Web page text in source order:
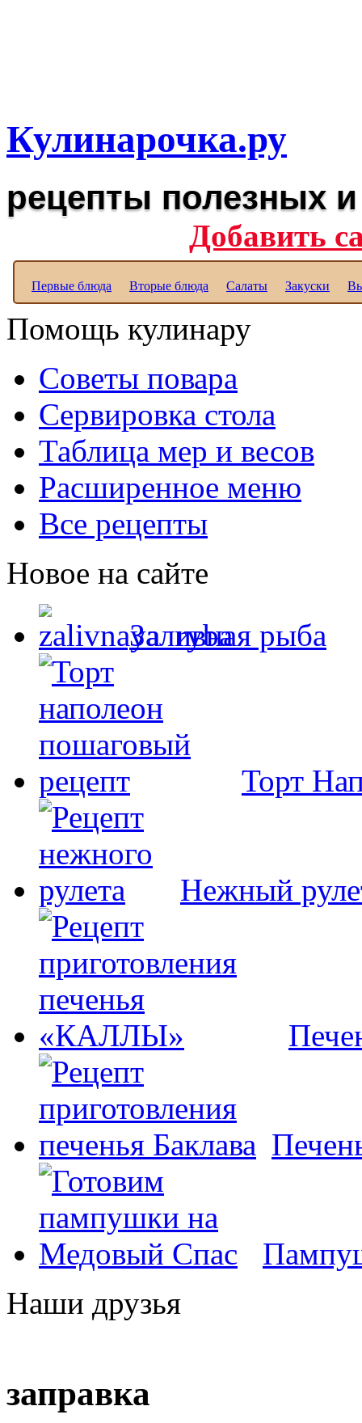
Кулинарочка.ру
рецепты полезных
Добавить
Первые блюда Вторые блюда Салаты Закуски
Помощь кулинару
Советы повара
Сервировка стола
Таблица мер и весов
Расширенное меню
Все рецепты
Новое на сайте
Заливная рыба
Торт
Нежный
Наши друзья
заправка